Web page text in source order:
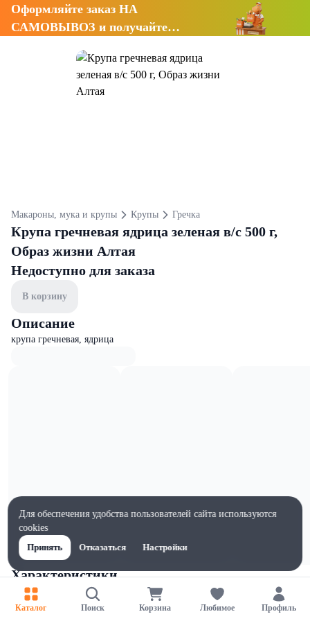
Оформляйте заказ НА
САМОВЫВОЗ и получайте
Макароны, мука и крупы Крупы Гречка
Крупа гречневая ядрица зеленая в/с 500 г,
Образ жизни Алтая
Недоступно для заказа
В корзину
Описание
крупа гречневая, ядрица
Характеристики
Жиры на 100г, г
2.5
Каталог Поиск Корзина Любимое Профиль
Для обеспечения удобства пользователей сайта используются
cookies
Принять
Отказаться Настройки